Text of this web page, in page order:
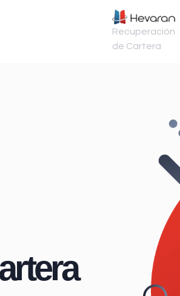
Recuperación
de Cartera